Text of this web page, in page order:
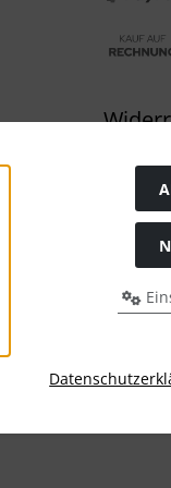
bei Bio Saatgut,
by Karl